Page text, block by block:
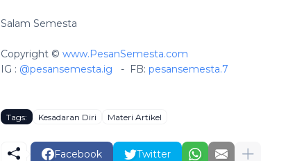
Salam Semesta
Copyright © www.PesanSemesta.com
IG : @pesansemesta.ig - FB: pesansemesta.7
Tags: Kesadaran Diri Materi Artikel
Facebook Twitter